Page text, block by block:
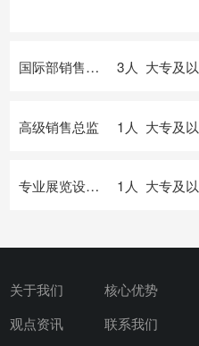
国际部销售专员 3人
高级销售总监 1人
专业展览设计师 1人
关于我们 核心优势
观点资讯
联系我们